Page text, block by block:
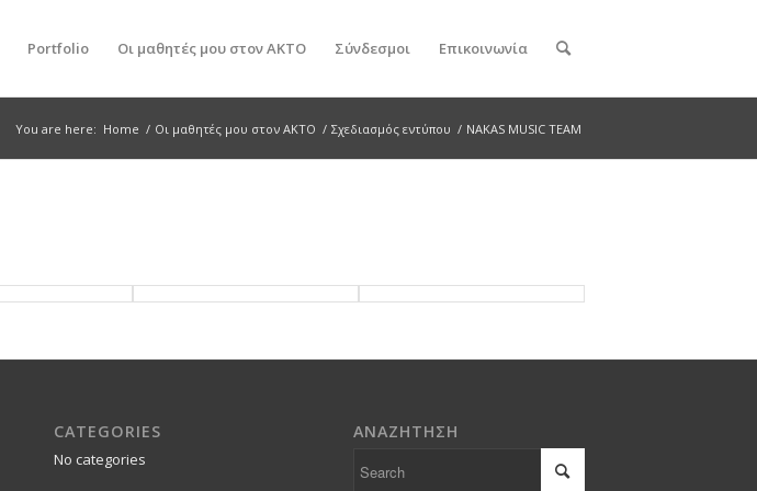
Portfolio Οι μαθητές μου στον ΑΚΤΟ Σύνδεσμοι Επικοινωνία
You are here: Home / Οι μαθητές μου στον ΑΚΤΟ / Σχεδιασμός εντύπου / NAKAS MUSIC TEAM
CATEGORIES
No categories
ΑΝΑΖΗΤΗΣΗ